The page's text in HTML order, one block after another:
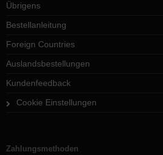
Übrigens
Bestellanleitung
Foreign Countries
Auslandsbestellungen
Kundenfeedback
Cookie Einstellungen
Zahlungsmethoden